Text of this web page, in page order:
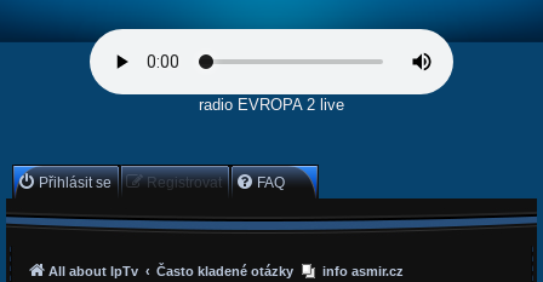
radio EVROPA 2 live
Přihlásit se Registrovat FAQ
All about IpTv Často kladené otázky info asmir.cz